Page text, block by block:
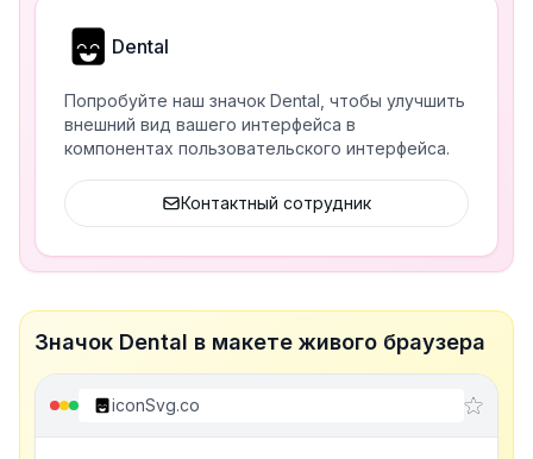
Dental
Попробуйте наш значок Dental, чтобы улучшить
внешний вид вашего интерфейса в
компонентах пользовательского интерфейса.
Контактный сотрудник
Значок Dental в макете живого браузера
iconSvg.co